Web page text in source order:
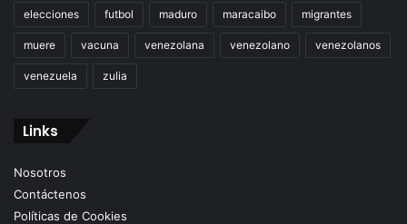
elecciones futbol maduro maracaibo migrantes
muere vacuna venezolana venezolano venezolanos
venezuela zulia
Links
Nosotros
Contáctenos
Políticas de Cookies